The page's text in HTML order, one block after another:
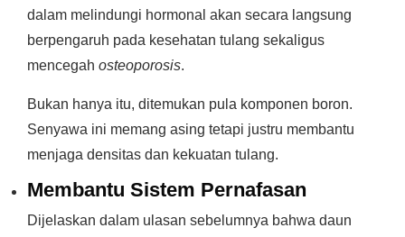
dalam melindungi hormonal akan secara langsung
berpengaruh pada kesehatan tulang sekaligus
mencegah osteoporosis.
Bukan hanya itu, ditemukan pula komponen boron.
Senyawa ini memang asing tetapi justru membantu
menjaga densitas dan kekuatan tulang.
Membantu Sistem Pernafasan
Dijelaskan dalam ulasan sebelumnya bahwa daun